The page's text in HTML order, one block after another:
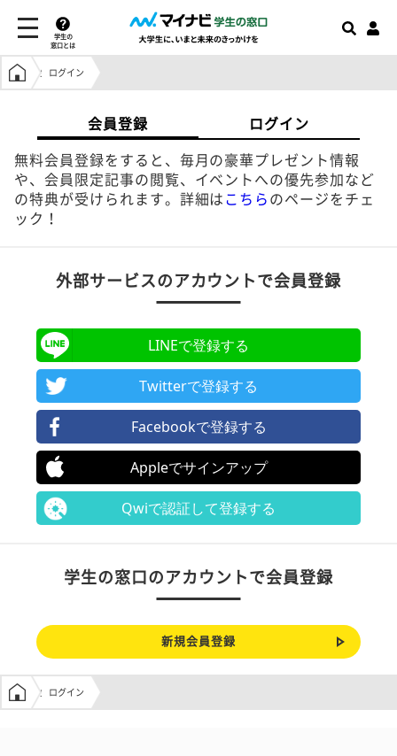
学生の
窓口とは
学生の窓口トップ
ログイン
会員登録 ログイン
無料会員登録をすると、毎月の豪華プレゼント情報
や、会員限定記事の閲覧、イベントへの優先参加など
の特典が受けられます。詳細は こちら のページをチェ
ック！
外部サービスのアカウントで会員登録
LINEで登録する
Twitterで登録する
Facebookで登録する
Appleでサインアップ
Qwiで認証して登録する
学生の窓口のアカウントで会員登録
新規会員登録
学生の窓口トップ
ログイン